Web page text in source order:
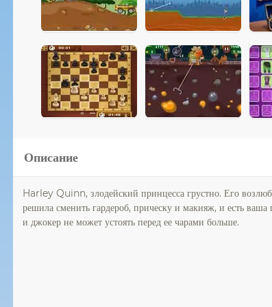
Описание
Harley Quinn, злодейский принцесса грустно. Его
решила сменить гардероб, прическу и макияж, и есть
и джокер не может устоять перед ее чарами больше.